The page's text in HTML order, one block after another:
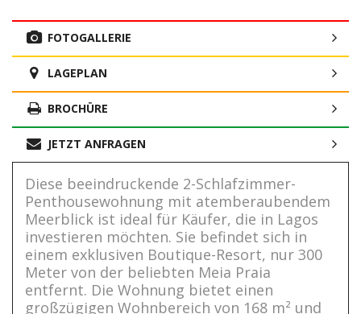
FOTOGALLERIE
LAGEPLAN
BROCHÜRE
JETZT ANFRAGEN
Diese beeindruckende 2-Schlafzimmer-
Penthousewohnung mit atemberaubendem
Meerblick ist ideal für Käufer, die in Lagos
investieren möchten. Sie befindet sich in
einem exklusiven Boutique-Resort, nur 300
Meter von der beliebten Meia Praia
entfernt. Die Wohnung bietet einen
großzügigen Wohnbereich von 168 m² und